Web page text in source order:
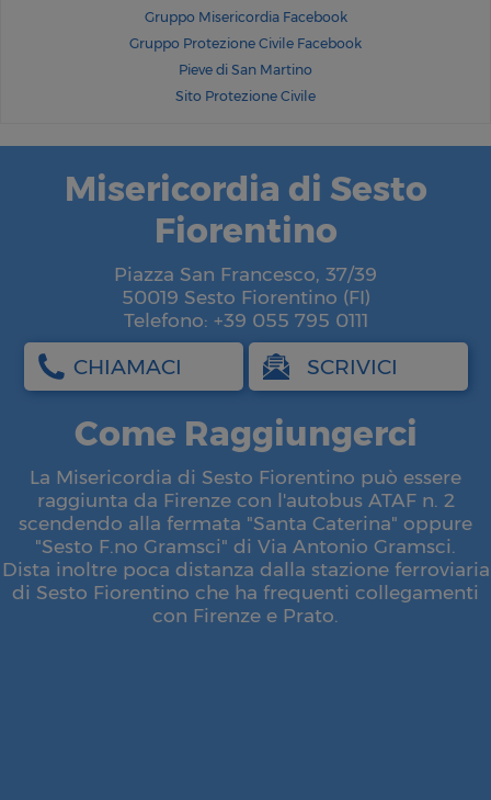
Gruppo Misericordia Facebook
Gruppo Protezione Civile Facebook
Pieve di San Martino
Sito Protezione Civile
Misericordia di Sesto
Fiorentino
Piazza San Francesco, 37/39
50019 Sesto Fiorentino (FI)
Telefono: +39 055 795 0111
CHIAMACI SCRIVICI
Come Raggiungerci
La Misericordia di Sesto Fiorentino può essere
raggiunta da Firenze con l'autobus ATAF n. 2
scendendo alla fermata "Santa Caterina" oppure
"Sesto F.no Gramsci" di Via Antonio Gramsci.
Dista inoltre poca distanza dalla stazione ferroviaria
di Sesto Fiorentino che ha frequenti collegamenti
con Firenze e Prato.